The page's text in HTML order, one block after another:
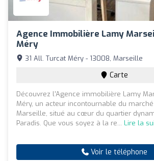
Agence Immobilière Lamy
Méry
31 All. Turcat Méry - 13008, Marseille
Carte
Découvrez l'Agence immobilière Lamy
Méry, un acteur incontournable du
Marseille, situé au cœur du quartier
Paradis. Que vous soyez à la re... Lire la
Voir le téléphone